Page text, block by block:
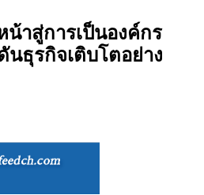
าสู่การเป็นองค์กร
ธุรกิจเติบโตอย่าง